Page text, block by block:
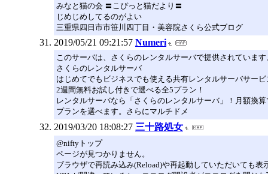
みなと猫の会 〓こぴっと猫だより〓
じめじめしてるのがよい
三重県四日市市笹川四丁目・美容院さくら公式ブログ
2019/05/21 09:21:57 Numeri
このサーバは、さくらのレンタルサーバで提供されています
さくらのレンタルサーバ
はじめてでもビジネスでも使える共有レンタルサーバサービ
2週間無料お試し付きで選べる全5プラン！
レンタルサーバなら「さくらのレンタルサーバ」！月額換
プランを選べます。さらにマルチドメ
2019/03/20 18:08:27 三十路処女
@niftyトップ
ページが見つかりません。
ブラウザで再読み込み(Reload)や再起動していただいても表